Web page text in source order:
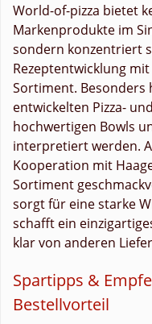
World-of-pizza bietet
Markenprodukte im
sondern konzentriert
Rezeptentwicklung
Sortiment. Besonders
entwickelten Pizza-
hochwertigen Bowls
interpretiert werden.
Kooperation mit
Sortiment
sorgt für eine starke
schafft ein
klar von anderen
Spartipps &
Bestellvorteil